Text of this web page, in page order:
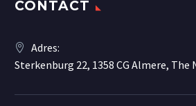
CONTACT
Adres:
Sterkenburg 22, 1358 CG Almere, The